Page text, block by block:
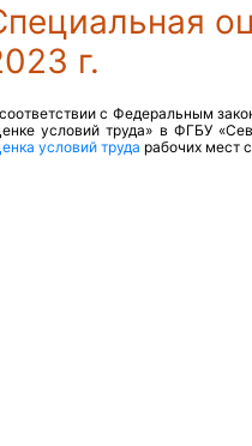
г.
с Федеральным
условий труда» в ФГБУ
условий труда рабочих мест